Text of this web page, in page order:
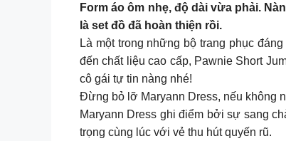
Form áo ôm nhẹ, độ dài vừa phải.
là set đồ đã hoàn thiện rồi.
Là một trong những bộ trang phục
đến chất liệu cao cấp, Pawnie Short
cô gái tự tin nàng nhé!
Đừng bỏ lỡ Maryann Dress, nếu không
Maryann Dress ghi điểm bởi sự sang
trọng cùng lúc với vẻ thu hút quyến rũ.